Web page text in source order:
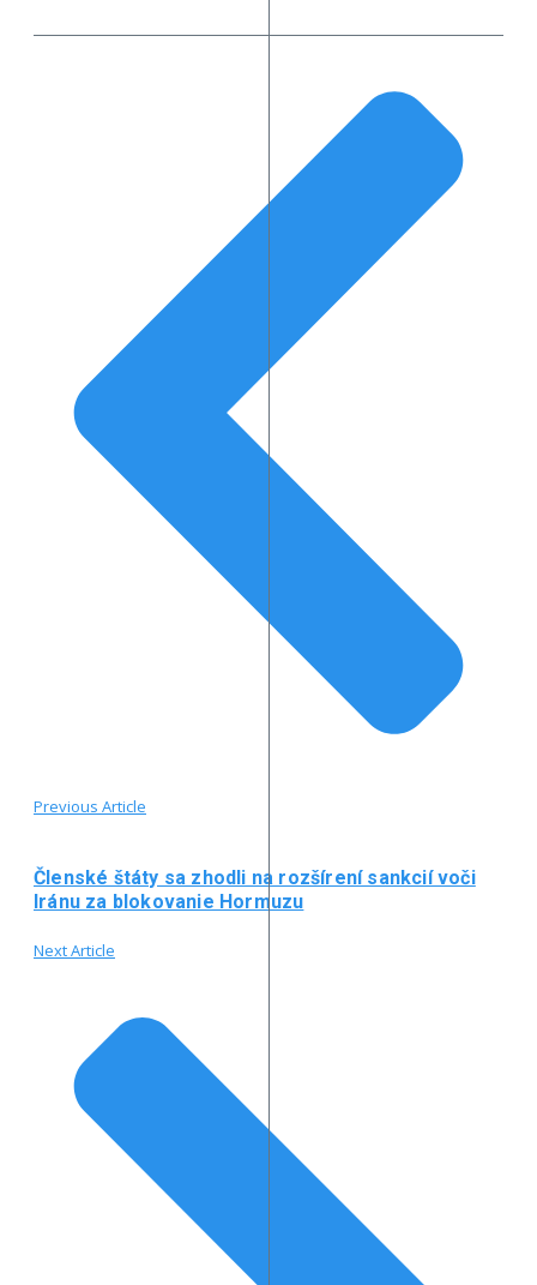
Previous Article
Členské štáty sa zhodli na rozšírení sankcií voči
Iránu za blokovanie Hormuzu
Next Article